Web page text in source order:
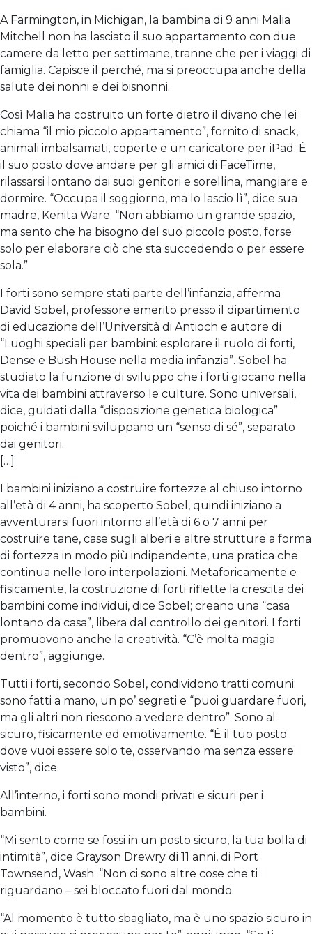
A Farmington, in Michigan, la bambina di 9 anni Malia
Mitchell non ha lasciato il suo appartamento con due
camere da letto per settimane, tranne che per i viaggi di
famiglia. Capisce il perché, ma si preoccupa anche della
salute dei nonni e dei bisnonni.
Così Malia ha costruito un forte dietro il divano che lei
chiama “il mio piccolo appartamento”, fornito di snack,
animali imbalsamati, coperte e un caricatore per iPad. È
il suo posto dove andare per gli amici di FaceTime,
rilassarsi lontano dai suoi genitori e sorellina, mangiare e
dormire. “Occupa il soggiorno, ma lo lascio lì”, dice sua
madre, Kenita Ware. “Non abbiamo un grande spazio,
ma sento che ha bisogno del suo piccolo posto, forse
solo per elaborare ciò che sta succedendo o per essere
sola.”
I forti sono sempre stati parte dell’infanzia, afferma
David Sobel, professore emerito presso il dipartimento
di educazione dell’Università di Antioch e autore di
“Luoghi speciali per bambini: esplorare il ruolo di forti,
Dense e Bush House nella media infanzia”. Sobel ha
studiato la funzione di sviluppo che i forti giocano nella
vita dei bambini attraverso le culture. Sono universali,
dice, guidati dalla “disposizione genetica biologica”
poiché i bambini sviluppano un “senso di sé”, separato
dai genitori.
[…]
I bambini iniziano a costruire fortezze al chiuso intorno
all’età di 4 anni, ha scoperto Sobel, quindi iniziano a
avventurarsi fuori intorno all’età di 6 o 7 anni per
costruire tane, case sugli alberi e altre strutture a forma
di fortezza in modo più indipendente, una pratica che
continua nelle loro interpolazioni. Metaforicamente e
fisicamente, la costruzione di forti riflette la crescita dei
bambini come individui, dice Sobel; creano una “casa
lontano da casa”, libera dal controllo dei genitori. I forti
promuovono anche la creatività. “C’è molta magia
dentro”, aggiunge.
Tutti i forti, secondo Sobel, condividono tratti comuni:
sono fatti a mano, un po’ segreti e “puoi guardare fuori,
ma gli altri non riescono a vedere dentro”. Sono al
sicuro, fisicamente ed emotivamente. “È il tuo posto
dove vuoi essere solo te, osservando ma senza essere
visto”, dice.
All’interno, i forti sono mondi privati ​​e sicuri per i
bambini.
“Mi sento come se fossi in un posto sicuro, la tua bolla di
intimità”, dice Grayson Drewry di 11 anni, di Port
Townsend, Wash. “Non ci sono altre cose che ti
riguardano – sei bloccato fuori dal mondo.
“Al momento è tutto sbagliato, ma è uno spazio sicuro in